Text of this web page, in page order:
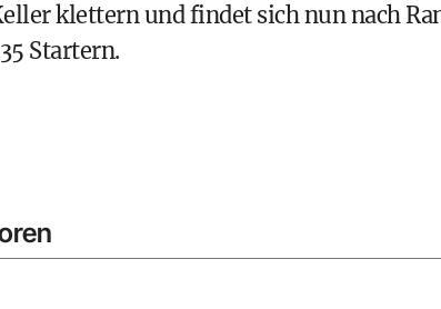
klettern und findet sich nun nach
Startern.